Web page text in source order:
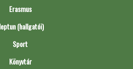
Erasmus
(hallgatói)
Sport
Könyvtár